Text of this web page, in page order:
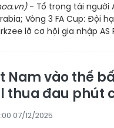
- Tổ trọng tài người
Vòng 3 FA Cup: Đội
lỡ cơ hội gia nhập
Nam vào thế
thua đau phút
07/12/2025